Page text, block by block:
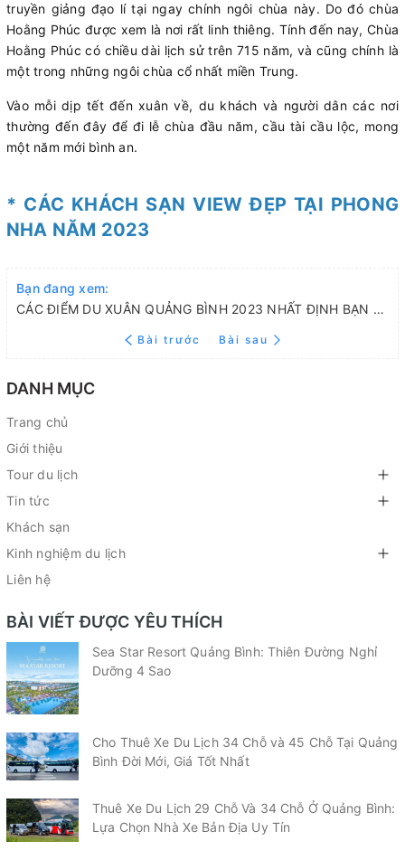
truyền giảng đạo lí tại ngay chính ngôi chùa này. Do đó chùa
Hoằng Phúc được xem là nơi rất linh thiêng. Tính đến nay, Chùa
Hoằng Phúc có chiều dài lịch sử trên 715 năm, và cũng chính là
một trong những ngôi chùa cổ nhất miền Trung.
Vào mỗi dịp tết đến xuân về, du khách và người dân các nơi
thường đến đây để đi lễ chùa đầu năm, cầu tài cầu lộc, mong
một năm mới bình an.
* CÁC KHÁCH SẠN VIEW ĐẸP TẠI PHONG
NHA NĂM 2023
Bạn đang xem:
CÁC ĐIỂM DU XUÂN QUẢNG BÌNH 2023 NHẤT ĐỊNH BẠN NÊN GHÉ THĂM
Bài trước Bài sau
DANH MỤC
Trang chủ
Giới thiệu
Tour du lịch
Tin tức
Khách sạn
Kinh nghiệm du lịch
Liên hệ
BÀI VIẾT ĐƯỢC YÊU THÍCH
Sea Star Resort Quảng Bình: Thiên Đường Nghỉ
Dưỡng 4 Sao
Cho Thuê Xe Du Lịch 34 Chỗ và 45 Chỗ Tại Quảng
Bình Đời Mới, Giá Tốt Nhất
Thuê Xe Du Lịch 29 Chỗ Và 34 Chỗ Ở Quảng Bình:
Lựa Chọn Nhà Xe Bản Địa Uy Tín